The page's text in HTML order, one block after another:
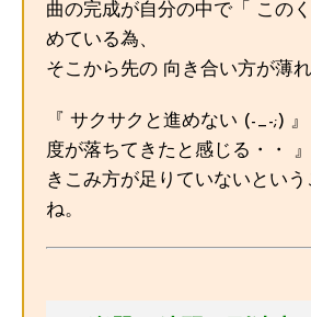
曲の完成が自分の中で「 この
めている為、
そこから先の 向き合い方が薄
『 サクサクと進めない (-_-;)
度が落ちてきたと感じる・・
きこみ方が足りていないとい
ね。